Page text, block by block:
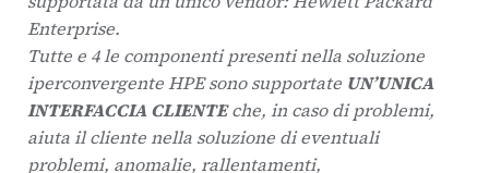
Enterprise.
Tutte e 4 le componenti presenti nella soluzione
iperconvergente HPE sono supportate UN’UNICA
INTERFACCIA CLIENTEche, in caso di problemi,
aiuta il cliente nella soluzione di eventuali
problemi, anomalie, rallentamenti,